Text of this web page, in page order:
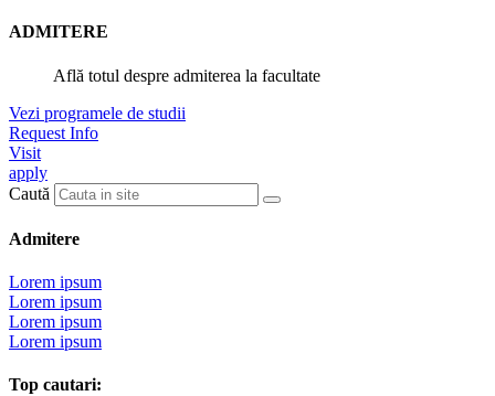
ADMITERE
Află totul despre admiterea la facultate
Vezi programele de studii
Request Info
Visit
apply
Caută
Admitere
Lorem ipsum
Lorem ipsum
Lorem ipsum
Lorem ipsum
Top cautari: